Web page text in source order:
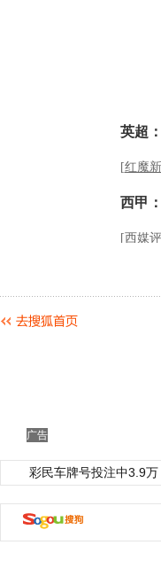
广告
彩民车牌号投注中3.9万